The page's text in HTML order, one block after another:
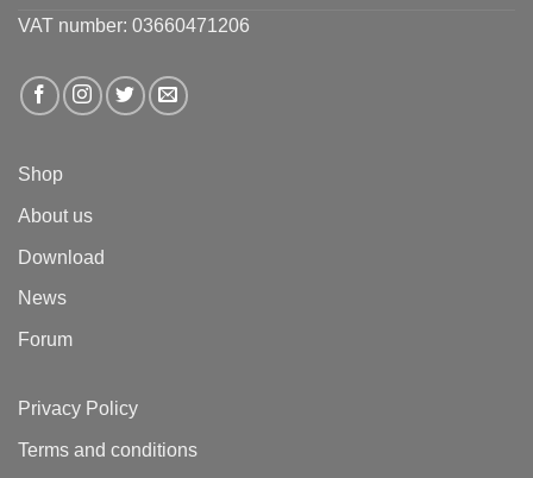
VAT number: 03660471206
Shop
About us
Download
News
Forum
Privacy Policy
Terms and conditions